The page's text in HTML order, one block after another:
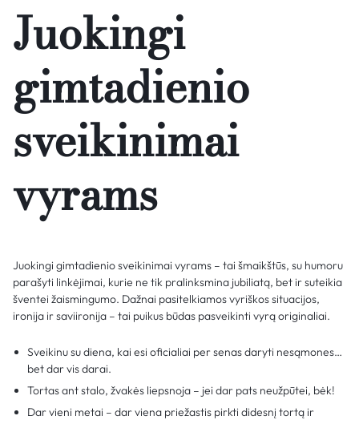
Juokingi
gimtadienio
sveikinimai
vyrams
Juokingi gimtadienio sveikinimai vyrams – tai šmaikštūs, su humoru
parašyti linkėjimai, kurie ne tik pralinksmina jubiliatą, bet ir suteikia
šventei žaismingumo. Dažnai pasitelkiamos vyriškos situacijos,
ironija ir saviironija – tai puikus būdas pasveikinti vyrą originaliai.
Sveikinu su diena, kai esi oficialiai per senas daryti nesąmones…
bet dar vis darai.
Tortas ant stalo, žvakės liepsnoja – jei dar pats neužpūtei, bėk!
Dar vieni metai – dar viena priežastis pirkti didesnį tortą ir